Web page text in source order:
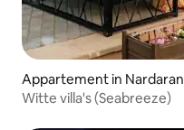
Appartement in Nardaran
Witte villa's (Seabreeze)